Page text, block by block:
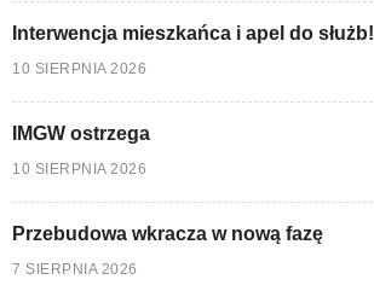
Interwencja mieszkańca i apel do służb!
10 SIERPNIA 2026
IMGW ostrzega
10 SIERPNIA 2026
Przebudowa wkracza w nową fazę
7 SIERPNIA 2026